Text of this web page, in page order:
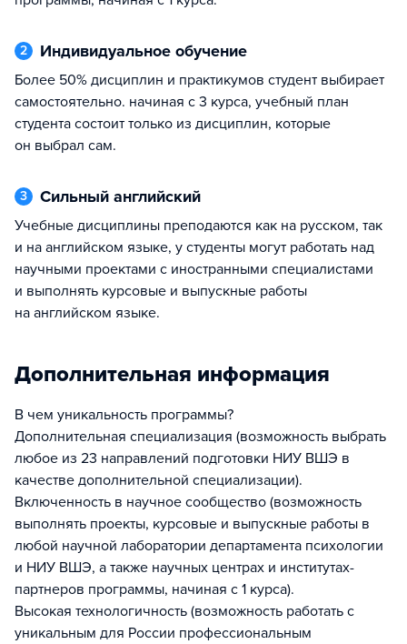
2 Индивидуальное обучение
Более 50% дисциплин и практикумов студент выбирает
самостоятельно. начиная с 3 курса, учебный план
студента состоит только из дисциплин, которые
он выбрал сам.
3 Сильный английский
Учебные дисциплины преподаются как на русском, так
и на английском языке, у студенты могут работать над
научными проектами с иностранными специалистами
и выполнять курсовые и выпускные работы
на английском языке.
Дополнительная информация
В чем уникальность программы?
Дополнительная специализация (возможность выбрать
любое из 23 направлений подготовки НИУ ВШЭ в
качестве дополнительной специализации).
Включенность в научное сообщество (возможность
выполнять проекты, курсовые и выпускные работы в
любой научной лаборатории департамента психологии
и НИУ ВШЭ, а также научных центрах и институтах-
партнеров программы, начиная с 1 курса).
Высокая технологичность (возможность работать с
уникальным для России профессиональным